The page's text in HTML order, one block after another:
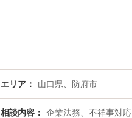
エリア 山口県、防府市
相談内容 企業法務、不祥事対応